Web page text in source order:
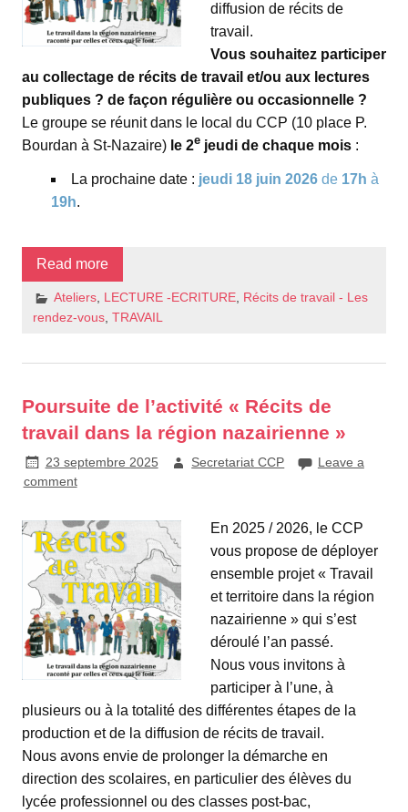
diffusion de récits de
travail.
Vous souhaitez participer
au collectage de récits de travail et/ou aux lectures
publiques ? de façon régulière ou occasionnelle ?
Le groupe se réunit dans le local du CCP (10 place P.
Bourdan à St-Nazaire) le 2e jeudi de chaque mois :
La prochaine date : jeudi 18 juin 2026 de 17h à
19h.
Read more
Ateliers, LECTURE -ECRITURE, Récits de travail - Les
rendez-vous, TRAVAIL
Poursuite de l’activité « Récits de
travail dans la région nazairienne »
23 septembre 2025 Secretariat CCP
Leave a
comment
En 2025 / 2026, le CCP
vous propose de déployer
ensemble projet « Travail
et territoire dans la région
nazairienne » qui s’est
déroulé l’an passé.
Nous vous invitons à
participer à l’une, à
plusieurs ou à la totalité des différentes étapes de la
production et de la diffusion de récits de travail.
Nous avons envie de prolonger la démarche en
direction des scolaires, en particulier des élèves du
lycée professionnel ou des classes post-bac,